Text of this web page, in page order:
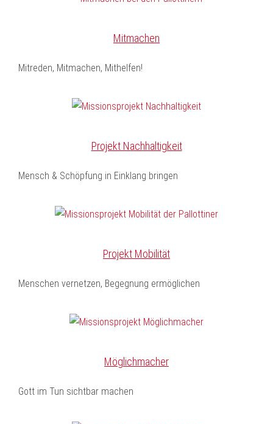
Mitmachen
Mitreden, Mitmachen, Mithelfen!
Projekt Nachhaltigkeit
Mensch & Schöpfung in Einklang bringen
Projekt Mobilität
Menschen vernetzen, Begegnung ermöglichen
Möglichmacher
Gott im Tun sichtbar machen